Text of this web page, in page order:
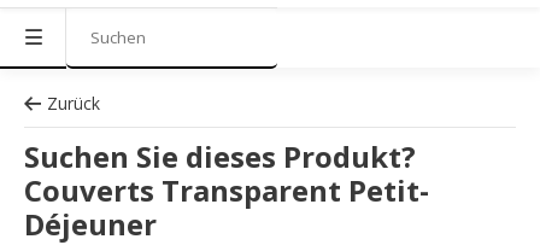
Zurück
Suchen Sie dieses Produkt?
Couverts Transparent Petit-
Déjeuner